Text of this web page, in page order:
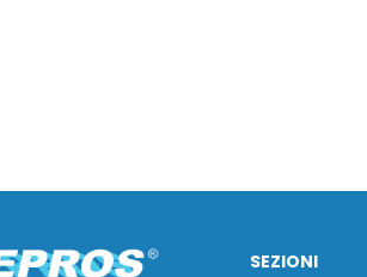
SEZIONI